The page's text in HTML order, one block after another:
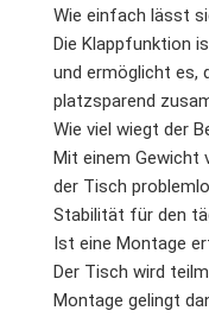
Wie einfach lässt
Die Klappfunktion
und ermöglicht es,
platzsparend
Wie viel wiegt der
Mit einem Gewicht
der Tisch
Stabilität für den
Ist eine Montage
Der Tisch wird
Montage gelingt